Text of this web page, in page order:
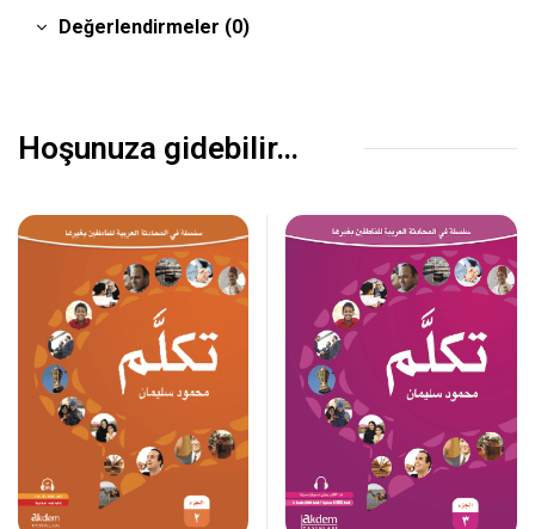
Değerlendirmeler (0)
Hoşunuza gidebilir…